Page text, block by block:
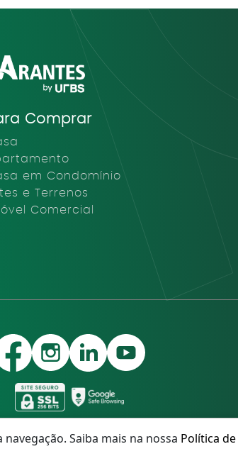
Saiba mais na nossa Política de
Comprar
em Condomínio
e Terrenos
Comercial
Reservados – Desenvolvido sobre